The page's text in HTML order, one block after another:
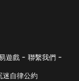
遊戲 - 聯繫我們 -
迷自律公約